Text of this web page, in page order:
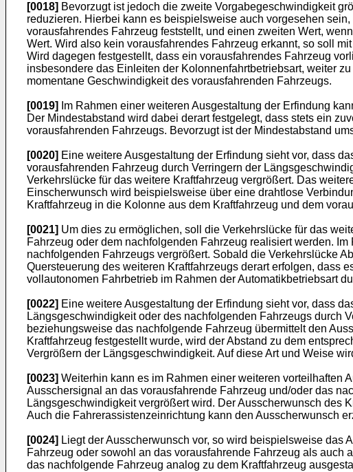
[0018] Bevorzugt ist jedoch die zweite Vorgabegeschwindigkeit
reduzieren. Hierbei kann es beispielsweise auch vorgesehen
vorausfahrendes Fahrzeug feststellt, und einen zweiten Wert,
Wert. Wird also kein vorausfahrendes Fahrzeug erkannt, so soll
Wird dagegen festgestellt, dass ein vorausfahrendes Fahrzeug
insbesondere das Einleiten der Kolonnenfahrtbetriebsart, weiter
momentane Geschwindigkeit des vorausfahrenden Fahrzeugs.
[0019]
Im Rahmen einer weiteren Ausgestaltung der Erfindung
Der Mindestabstand wird dabei derart festgelegt, dass stets ein
vorausfahrenden Fahrzeugs. Bevorzugt ist der Mindestabstand
[0020] Eine weitere Ausgestaltung der Erfindung sieht vor, dass
vorausfahrenden Fahrzeug durch Verringern der
Verkehrslücke für das weitere Kraftfahrzeug vergrößert. Das
Einscherwunsch wird beispielsweise über eine drahtlose
Kraftfahrzeug in die Kolonne aus dem Kraftfahrzeug und dem
[0021] Um dies zu ermöglichen, soll die Verkehrslücke für das
Fahrzeug oder dem nachfolgenden Fahrzeug realisiert werden.
nachfolgenden Fahrzeugs vergrößert. Sobald die Verkehrslücke
Quersteuerung des weiteren Kraftfahrzeugs derart erfolgen, dass
vollautonomen Fahrbetrieb im Rahmen der Automatikbetriebsart
[0022] Eine weitere Ausgestaltung der Erfindung sieht vor, dass
Längsgeschwindigkeit oder des nachfolgenden Fahrzeugs durch
beziehungsweise das nachfolgende Fahrzeug übermittelt den
Kraftfahrzeug festgestellt wurde, wird der Abstand zu dem
Vergrößern der Längsgeschwindigkeit. Auf diese Art und Weise
[0023] Weiterhin kann es im Rahmen einer weiteren vorteilhaften
Ausschersignal an das vorausfahrende Fahrzeug und/oder das
Längsgeschwindigkeit vergrößert wird. Der Ausscherwunsch des
Auch die Fahrerassistenzeinrichtung kann den Ausscherwunsch
[0024] Liegt der Ausscherwunsch vor, so wird beispielsweise
Fahrzeug oder sowohl an das vorausfahrende Fahrzeug als
das nachfolgende Fahrzeug analog zu dem Kraftfahrzeug